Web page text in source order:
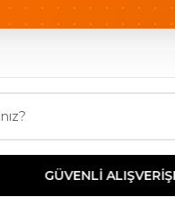
KARGO HIZLI KARGO
GÜVENLİ ALIŞVERİŞHIZLI